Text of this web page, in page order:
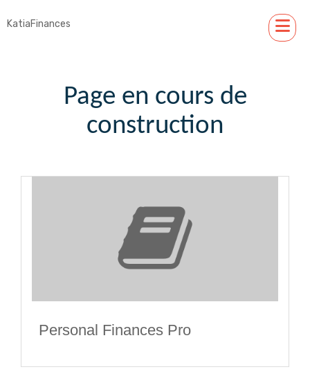
KatiaFinances
Page en cours de
construction
Personal Finances Pro